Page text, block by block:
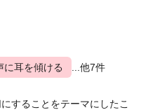
に耳を傾ける ...他7件
することをテーマにしたこ